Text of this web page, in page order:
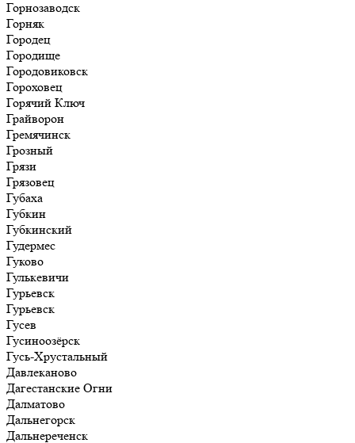
Горнозаводск
Горняк
Городец
Городище
Городовиковск
Гороховец
Горячий Ключ
Грайворон
Гремячинск
Грозный
Грязи
Грязовец
Губаха
Губкин
Губкинский
Гудермес
Гуково
Гулькевичи
Гурьевск
Гурьевск
Гусев
Гусиноозёрск
Гусь-Хрустальный
Давлеканово
Дагестанские Огни
Далматово
Дальнегорск
Дальнереченск